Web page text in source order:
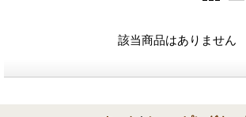
該当商品はありません